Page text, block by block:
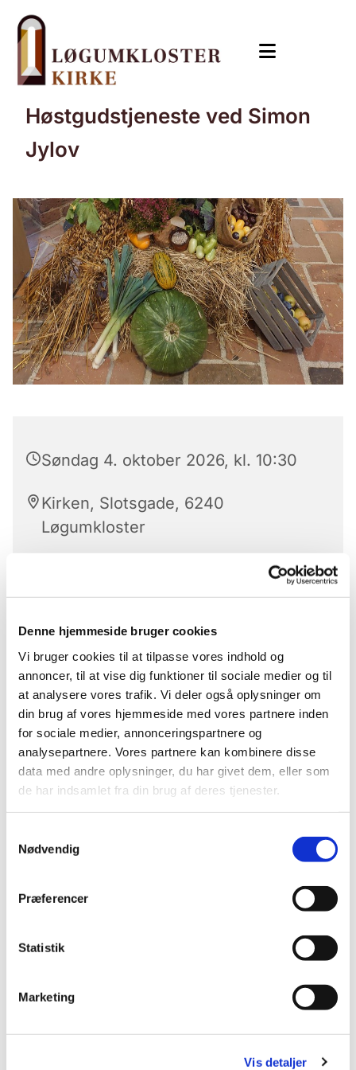
Denne hjemmeside bruger cookies
Vi bruger cookies til at tilpasse vores indhold og
annoncer, til at vise dig funktioner til sociale medier og til
at analysere vores trafik. Vi deler også oplysninger om
din brug af vores hjemmeside med vores partnere inden
for sociale medier, annonceringspartnere og
analysepartnere. Vores partnere kan kombinere disse
data med andre oplysninger, du har givet dem, eller som
de har indsamlet fra din brug af deres tjenester.
Nødvendig
Præferencer
Statistik
Marketing
Vis detaljer
Høstgudstjeneste ved Simon
Jylov
Søndag 4. oktober 2026, kl. 10:30
Kirken, Slotsgade, 6240
Løgumkloster
høstgudstjeneste og takke for alle gode gaver! Vi
skal synge nogle af vores mest fantastiske
høstsalmer.
Samtidig vil vil gerne invitere alle frivillige ved
kirken med som gæster, da vi efter gudstjenesten
holder kirkefrokost, som tak for det frivillige
arbejde.
Alle er dog inviteret til at deltage og det er gratis.